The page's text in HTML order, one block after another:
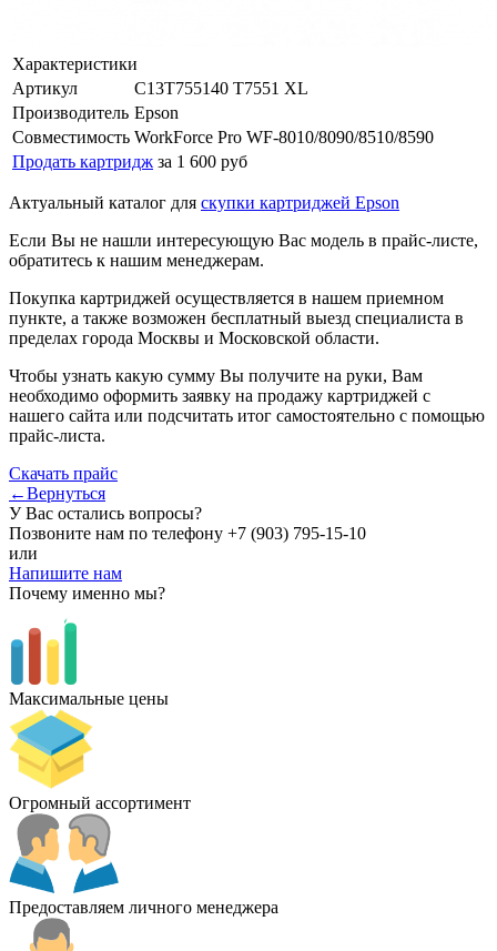
Характеристики
Артикул
C13T755140 T7551 XL
Производитель Epson
Совместимость WorkForce Pro WF-8010/8090/8510/8590
Продать картридж за 1 600 руб
Актуальный каталог для скупки картриджей Epson
Если Вы не нашли интересующую Вас модель в прайс-листе,
обратитесь к нашим менеджерам.
Покупка картриджей осуществляется в нашем приемном
пункте, а также возможен бесплатный выезд специалиста в
пределах города Москвы и Московской области.
Чтобы узнать какую сумму Вы получите на руки, Вам
необходимо оформить заявку на продажу картриджей с
нашего сайта или подсчитать итог самостоятельно с помощью
прайс-листа.
Скачать прайс
←Вернуться
У Вас остались вопросы?
Позвоните нам по телефону +7 (903) 795-15-10
или
Напишите нам
Почему именно мы?
Максимальные цены
Огромный ассортимент
Предоставляем личного менеджера